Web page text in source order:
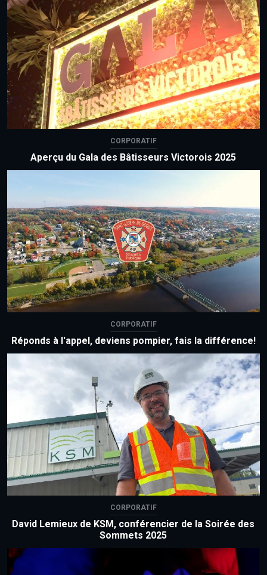
CORPORATIF
Aperçu du Gala des Bâtisseurs Victorois 2025
CORPORATIF
Réponds à l'appel, deviens pompier, fais la différence!
CORPORATIF
David Lemieux de KSM, conférencier de la Soirée des
Sommets 2025